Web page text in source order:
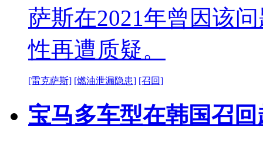
萨斯在2021年曾因该
性再遭质疑。
[雷克萨斯] [燃油泄漏隐患] [召回]
宝马多车型在韩国召回